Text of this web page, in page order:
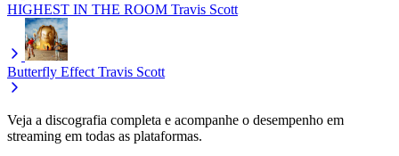
HIGHEST IN THE ROOM Travis Scott
Butterfly Effect Travis Scott
Veja a discografia completa e acompanhe o desempenho em
streaming em todas as plataformas.